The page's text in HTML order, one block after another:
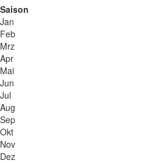
Saison
Jan
Feb
Mrz
Apr
Mai
Jun
Jul
Aug
Sep
Okt
Nov
Dez